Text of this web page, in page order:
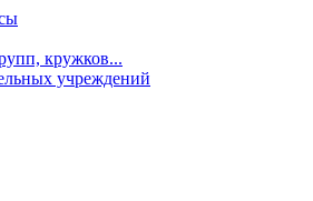
кружков...
учреждений